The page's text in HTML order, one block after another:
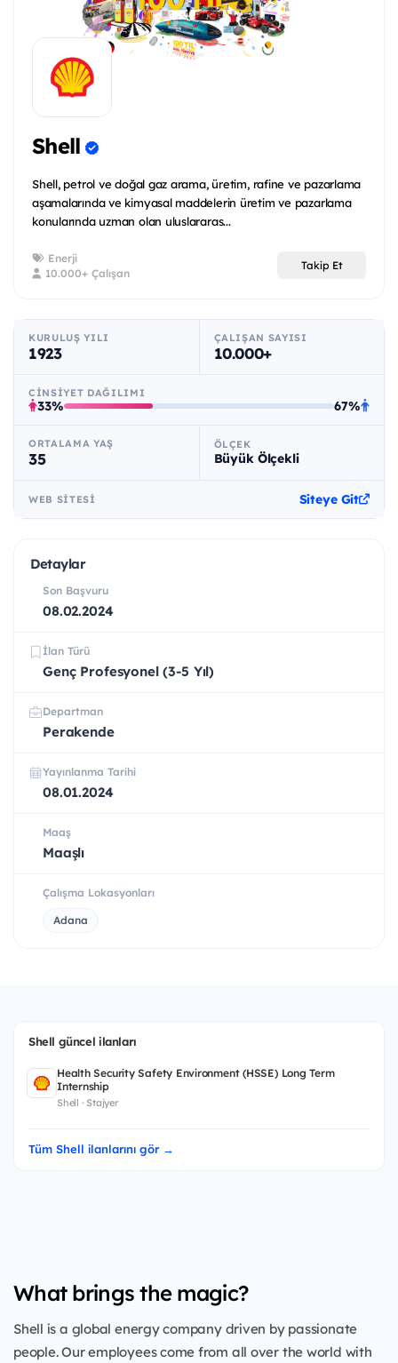
Shell
Shell, petrol ve doğal gaz arama, üretim, rafine ve pazarlama
aşamalarında ve kimyasal maddelerin üretim ve pazarlama
konularında uzman olan uluslararas...
Enerji
10.000+ Çalışan
Takip Et
KURULUŞ YILI
1923
ÇALIŞAN SAYISI
10.000+
CINSIYET DAĞILIMI
33% 67%
ORTALAMA YAŞ
35
ÖLÇEK
Büyük Ölçekli
WEB SITESI Siteye Git
Detaylar
Son Başvuru
08.02.2024
İlan Türü
Genç Profesyonel (3-5 Yıl)
Departman
Perakende
Yayınlanma Tarihi
08.01.2024
Maaş
Maaşlı
Çalışma Lokasyonları
Adana
Shell güncel ilanları
Health Security Safety Environment (HSSE) Long Term
Internship
Shell · Stajyer
Tüm Shell ilanlarını gör →
What brings the magic?
Shell is a global energy company driven by passionate
people. Our employees come from all over the world with